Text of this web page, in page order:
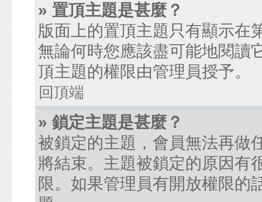
» 置頂主題是甚麼？
版面上的置頂主題只有顯示在
無論何時您應該盡可能地閱讀
頂主題的權限由管理員授予。
回頂端
» 鎖定主題是甚麼？
被鎖定的主題，會員無法再做
將結束。主題被鎖定的原因有
限。如果管理員有開放權限的